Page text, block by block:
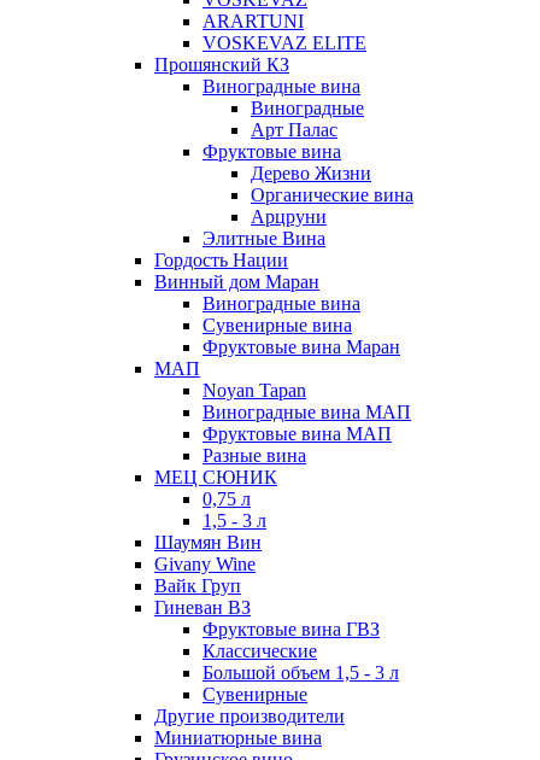
ARARTUNI
VOSKEVAZ ELITE
Прошянский КЗ
Виноградные вина
Виноградные
Арт Палас
Фруктовые вина
Дерево Жизни
Органические вина
Арцруни
Элитные Вина
Гордость Нации
Винный дом Маран
Виноградные вина
Сувенирные вина
Фруктовые вина Маран
МАП
Noyan Tapan
Виноградные вина МАП
Фруктовые вина МАП
Разные вина
МЕЦ СЮНИК
0,75 л
1,5 - 3 л
Шаумян Вин
Givany Wine
Вайк Груп
Гиневан ВЗ
Фруктовые вина ГВЗ
Классические
Большой объем 1,5 - 3 л
Сувенирные
Другие производители
Миниатюрные вина